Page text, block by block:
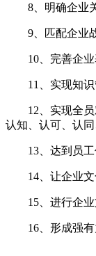
8、明确企业
9、匹配企业
10、完善企
11、实现知
12、实现全
认知、认可、认
13、达到员
14、让企业
15、进行企
16、形成强